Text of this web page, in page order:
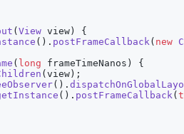
( View view )
{
( ) . postFrameCallback( new
( long frameTimeNanos )
{
( view ) ;
( ) .
( ) . postFrameCallback(